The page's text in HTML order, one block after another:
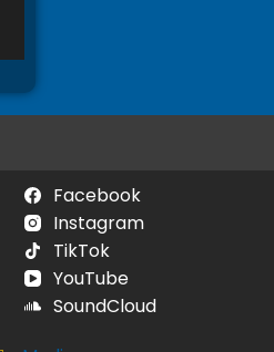
Facebook
Instagram
TikTok
YouTube
SoundCloud